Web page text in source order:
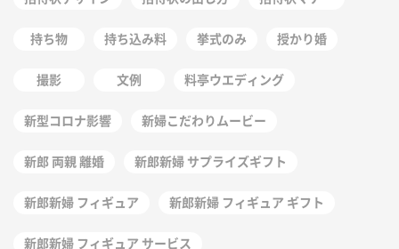
持ち物 持ち込み料 挙式のみ 授かり婚
撮影 文例 料亭ウエディング
新型コロナ影響 新婦こだわりムービー
新郎 両親 離婚 新郎新婦 サプライズギフト
新郎新婦 フィギュア 新郎新婦 フィギュア ギフト
新郎新婦 フィギュア サービス